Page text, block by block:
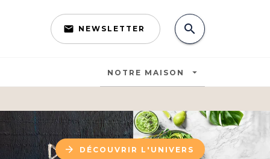
email NEWSLETTER search
NOTRE MAISON arrow_drop_down
arrow_forward DÉCOUVRIR L'UNIVERS